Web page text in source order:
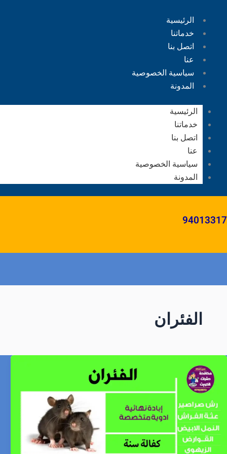
الرئيسية
خدماتنا
اتصل بنا
عنا
سياسية الخصوصية
المدونة
الرئيسية
خدماتنا
اتصل بنا
عنا
سياسية الخصوصية
المدونة
94013317
الفئران